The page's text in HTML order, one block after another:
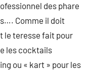
des phare
Comme il doit
le teresse fait pour
les cocktails
ou « kart » pour les